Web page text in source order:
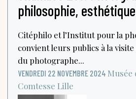
philosophie, esthétique
Citéphilo et l’Institut pour la
convient leurs publics à la
du photographe...
VENDREDI 22 NOVEMBRE 2024 Musée
Comtesse Lille